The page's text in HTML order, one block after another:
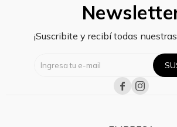
¡Suscribite y recibí todas
 